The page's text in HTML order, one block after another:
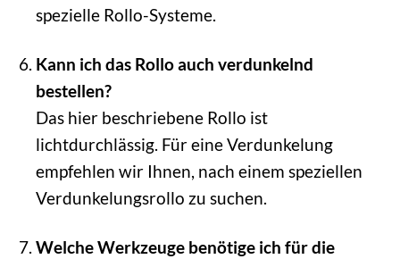
spezielle Rollo-Systeme.
Kann ich das Rollo auch verdunkelnd
bestellen?
Das hier beschriebene Rollo ist
lichtdurchlässig. Für eine Verdunkelung
empfehlen wir Ihnen, nach einem speziellen
Verdunkelungsrollo zu suchen.
Welche Werkzeuge benötige ich für die